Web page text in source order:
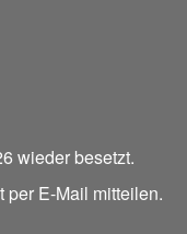
wieder besetzt.
per E-Mail mitteilen.